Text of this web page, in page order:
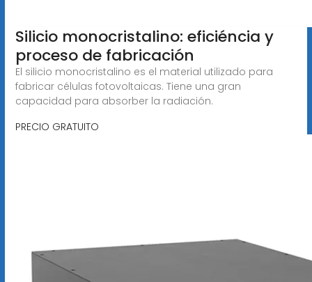
Silicio monocristalino: eficiéncia y
proceso de fabricación
El silicio monocristalino es el material utilizado para
fabricar células fotovoltaicas. Tiene una gran
capacidad para absorber la radiación.
PRECIO GRATUITO